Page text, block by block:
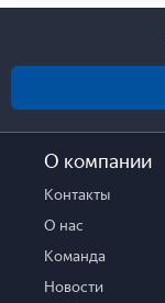
О компании
Контакты
О нас
Команда
Новости